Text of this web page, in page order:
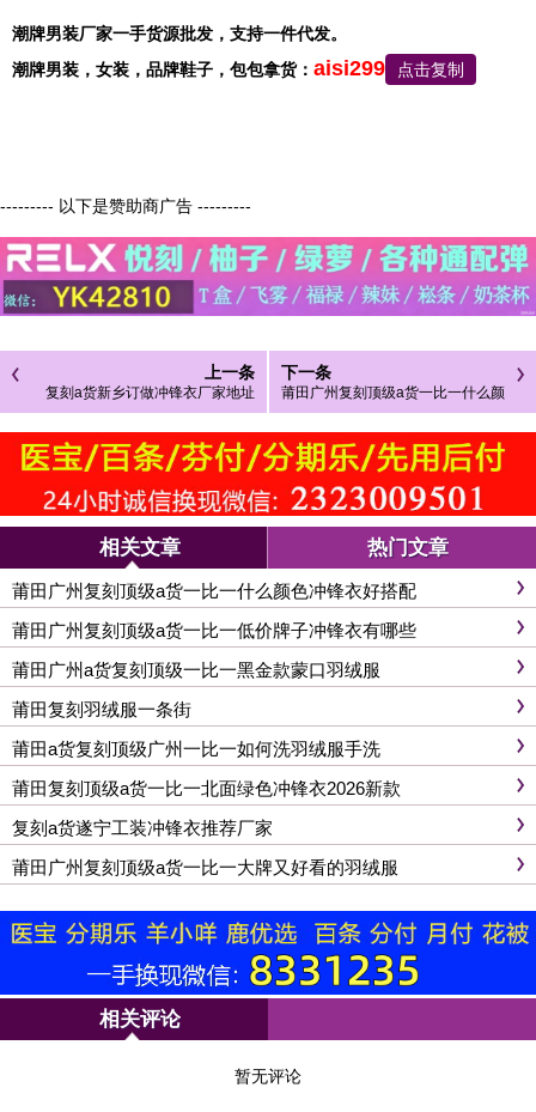
潮牌男装厂家一手货源批发，支持一件代发。
潮牌男装， 女装，品牌鞋子，包包拿货： aisi299 点击复制
--------- 以下是赞助商广告 ---------
上一条
复刻a货新乡订做冲锋衣厂家地址
下一条
莆田广州复刻顶级a货一比一什么颜
色冲锋衣好搭配
相关文章 热门文章
莆田广州复刻顶级a货一比一什么颜色冲锋衣好搭配
莆田广州复刻顶级a货一比一低价牌子冲锋衣有哪些
莆田广州a货复刻顶级一比一黑金款蒙口羽绒服
莆田复刻羽绒服一条街
莆田a货复刻顶级广州一比一如何洗羽绒服手洗
莆田复刻顶级a货一比一北面绿色冲锋衣2026新款
复刻a货遂宁工装冲锋衣推荐厂家
莆田广州复刻顶级a货一比一大牌又好看的羽绒服
相关评论
暂无评论